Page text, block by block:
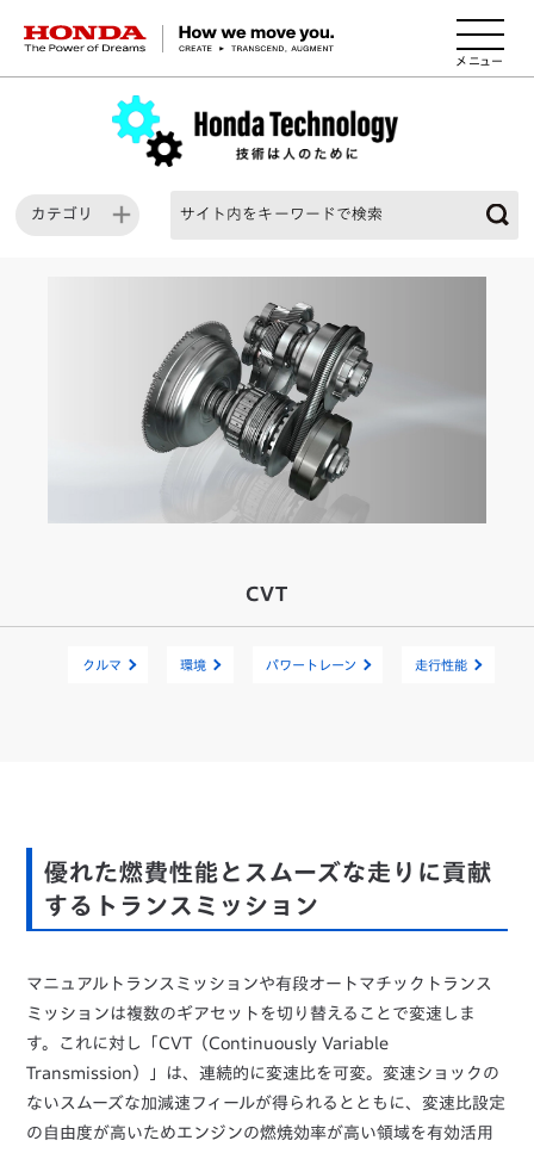
HONDA The Power of Dreams
カテゴリ
CVT
クルマ 環境 パワートレーン 走行性能
優れた燃費性能とスムーズな走りに貢献
するトランスミッション
マニュアルトランスミッションや有段オートマチックトランス
ミッションは複数のギアセットを切り替えることで変速しま
す。これに対し「CVT（Continuously Variable
Transmission）」は、連続的に変速比を可変。変速ショックの
ないスムーズな加減速フィールが得られるとともに、変速比設定
の自由度が高いためエンジンの燃焼効率が高い領域を有効活用